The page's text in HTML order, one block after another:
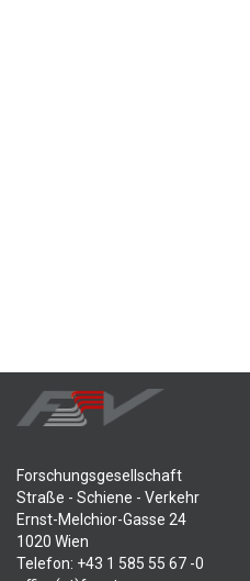
Forschungsgesellschaft
Straße - Schiene - Verkehr
Ernst-Melchior-Gasse 24
1020 Wien
Telefon: +43 1 585 55 67 -0